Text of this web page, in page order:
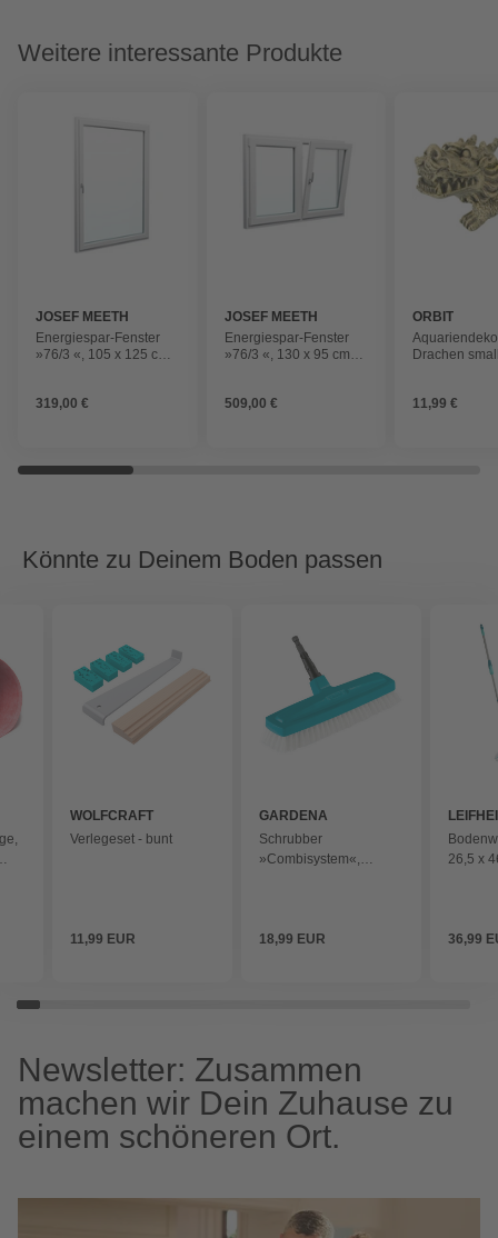
Weitere interessante Produkte
JOSEF MEETH
FENSTER UND
TÜREN
Energiespar-Fenster
»76/3 «, 105 x 125 cm
319,00 €
JOSEF MEETH
FENSTER UND
TÜREN
Energiespar-Fenster
»76/3 «, 130 x 95 cm
509,00 €
ORBIT
Drachen
11,99 €
Könnte zu Deinem Boden passen
WOLFCRAFT
Verlegeset - bunt
11,99 EUR
GARDENA
Schrubber
»Combisystem«,
18,99 EUR
26,5 x
36,99
Newsletter: Zusammen
machen wir Dein Zuhause zu
einem schöneren Ort.